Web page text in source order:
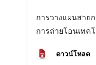
การวางแผนสาย
การถ่ายโอนเทค
ดาวน์โหลด